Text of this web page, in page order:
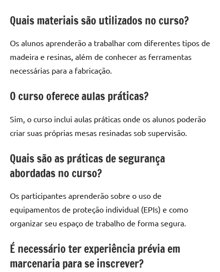
Quais materiais são utilizados no curso?
Os alunos aprenderão a trabalhar com diferentes tipos de
madeira e resinas, além de conhecer as ferramentas
necessárias para a fabricação.
O curso oferece aulas práticas?
Sim, o curso inclui aulas práticas onde os alunos poderão
criar suas próprias mesas resinadas sob supervisão.
Quais são as práticas de segurança
abordadas no curso?
Os participantes aprenderão sobre o uso de
equipamentos de proteção individual (EPIs) e como
organizar seu espaço de trabalho de forma segura.
É necessário ter experiência prévia em
marcenaria para se inscrever?